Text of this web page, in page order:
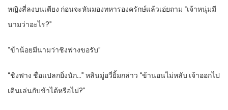
หญิงสี่ลงบนเตียง ก่อนจะหันมองทหารองครักษ์แล้วเอ่ยถาม “เจ้าหนุ่มมี
นามว่าอะไร?”
“ข้าน้อยมีนามว่าชิงฟางขอรับ”
“ชิงฟาง ชื่อแปลกยิ่งนัก…” หลินมู่อวี่ยิ้มกล่าว “ข้านอนไม่หลับ เจ้าออกไป
เดินเล่นกับข้าได้หรือไม่?”